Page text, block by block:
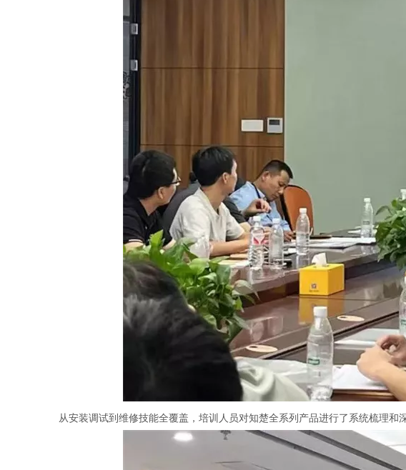
从安装调试到维修技能全覆盖，培训人员对知楚全系列产品进行了系统梳理